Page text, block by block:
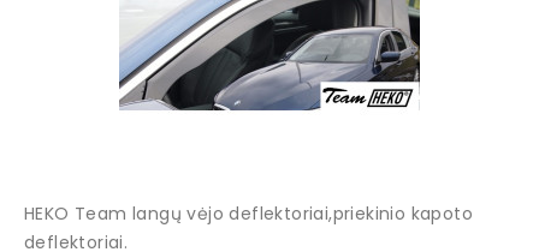
HEKO Team langų vėjo deflektoriai,priekinio kapoto
deflektoriai.